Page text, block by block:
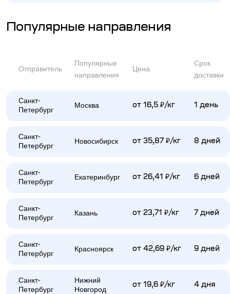
Популярные направления
Отправитель
Популярные
направления
Цена
Срок
доставки
Санкт-
Петербург
Москва от 16,5 ₽/кг 1 день
Санкт-
Петербург
Новосибирск от 35,87 ₽/кг 8 дней
Санкт-
Петербург
Екатеринбург от 26,41 ₽/кг 6 дней
Санкт-
Петербург
Казань от 23,71 ₽/кг 7 дней
Санкт-
Петербург
Красноярск от 42,69 ₽/кг 9 дней
Санкт-
Петербург
Нижний
Новгород
от 19,6 ₽/кг 4 дня